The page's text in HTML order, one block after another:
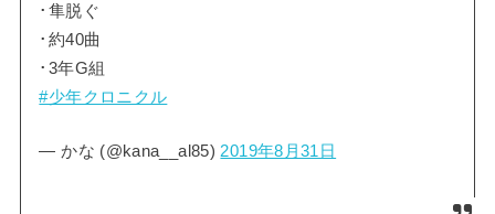
･隼脱ぐ
･約40曲
･3年G組
#少年クロニクル
— かな (@kana__al85)2019年8月31日